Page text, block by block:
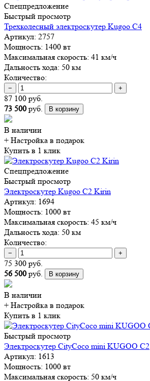
Спецпредложение
Быстрый просмотр
Трехколесный электроскутер Kugoo C4
Артикул: 2757
Мощность: 1400 вт
Максимальная скорость: 41 км/ч
Дальность хода: 50 км
Количество:
− +
87 100 руб.
73 500 руб. В корзину
В наличии
+ Настройка в подарок
Купить в 1 клик
Спецпредложение
Быстрый просмотр
Электроскутер Kugoo C2 Kirin
Артикул: 1694
Мощность: 1000 вт
Максимальная скорость: 45 км/ч
Дальность хода: 50 км
Количество:
− +
75 300 руб.
56 500 руб. В корзину
В наличии
+ Настройка в подарок
Купить в 1 клик
Быстрый просмотр
Электроскутер CityCoco mini KUGOO C2
Артикул: 1613
Мощность: 1000 вт
Максимальная скорость: 50 км/ч